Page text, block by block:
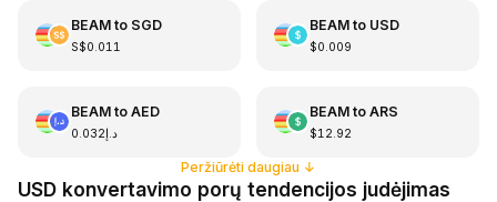
BEAMto SGD
S$0.011
BEAMto USD
$0.009
BEAMto AED
د.إ0.032
BEAMto ARS
$12.92
Peržiūrėti daugiau ↓
USD konvertavimo porų tendencijos judėjimas